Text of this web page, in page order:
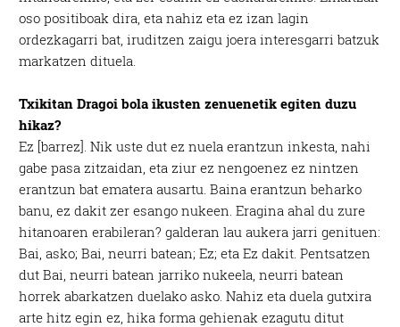
oso positiboak dira, eta nahiz eta ez izan lagin
ordezkagarri bat, iruditzen zaigu joera interesgarri batzuk
markatzen dituela.
Txikitan Dragoi bola ikusten zenuenetik egiten duzu
hikaz?
Ez [barrez]. Nik uste dut ez nuela erantzun inkesta, nahi
gabe pasa zitzaidan, eta ziur ez nengoenez ez nintzen
erantzun bat ematera ausartu. Baina erantzun beharko
banu, ez dakit zer esango nukeen. Eragina ahal du zure
hitanoaren erabileran? galderan lau aukera jarri genituen:
Bai, asko; Bai, neurri batean; Ez; eta Ez dakit. Pentsatzen
dut Bai, neurri batean jarriko nukeela, neurri batean
horrek abarkatzen duelako asko. Nahiz eta duela gutxira
arte hitz egin ez, hika forma gehienak ezagutu ditut